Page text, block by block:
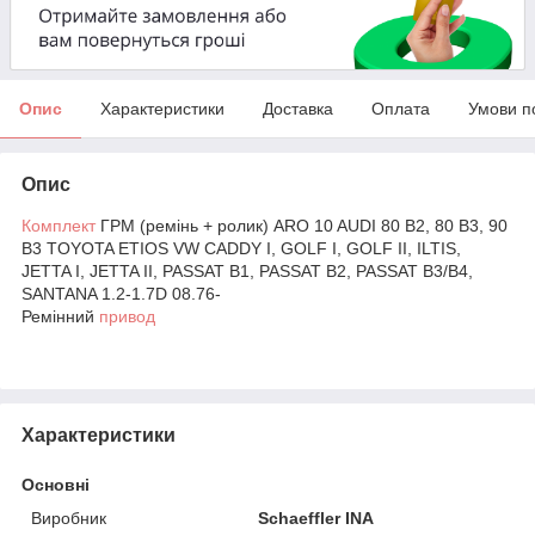
Опис Характеристики Доставка Оплата Умови
Опис
Комплект ГРМ (ремінь + ролик) ARO 10 AUDI 80 B2, 80 B3, 90
B3 TOYOTA ETIOS VW CADDY I, GOLF I, GOLF II, ILTIS,
JETTA I, JETTA II, PASSAT B1, PASSAT B2, PASSAT B3/B4,
SANTANA 1.2-1.7D 08.76-
Ремінний привод
Характеристики
Основні
Виробник
Schaeffler INA